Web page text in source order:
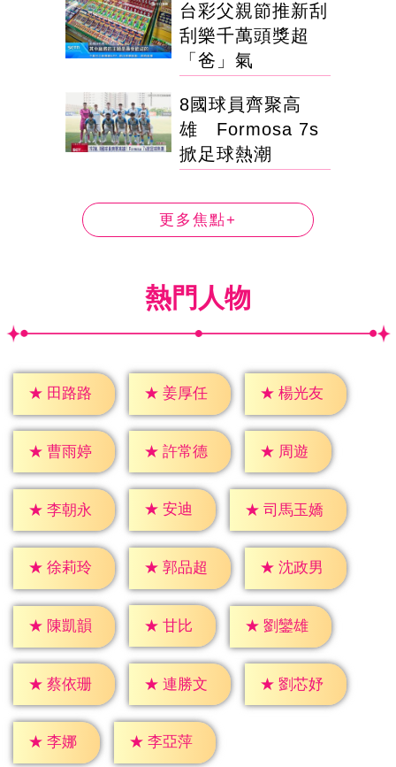
台彩父親節推新刮
刮樂千萬頭獎超
「爸」氣
8國球員齊聚高
雄 Formosa 7s
掀足球熱潮
更多焦點+
熱門人物
★ 田路路 ★ 姜厚任 ★ 楊光友
★ 曹雨婷 ★ 許常德 ★ 周遊
★ 李朝永 ★ 安迪 ★ 司馬玉嬌
★ 徐莉玲 ★ 郭品超 ★ 沈政男
★ 陳凱韻 ★ 甘比 ★ 劉鑾雄
★ 蔡依珊 ★ 連勝文 ★ 劉芯妤
★ 李娜 ★ 李亞萍